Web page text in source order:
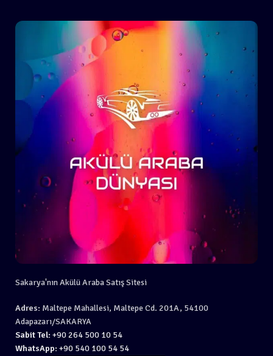
Sakarya'nın Akülü Araba Satış Sitesi
Adres: Maltepe Mahallesi, Maltepe Cd. 201A, 54100
Adapazarı/SAKARYA
Sabit Tel: +90 264 500 10 54
WhatsApp: +90 540 100 54 54